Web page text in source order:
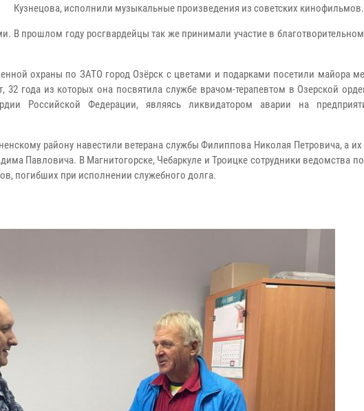
Кузнецова, исполнили музыкальные произведения из советских кинофильмов.
В прошлом году росгвардейцы так же принимали участие в благотворительном
охраны по ЗАТО город Озёрск с цветами и подарками посетили майора
года из которых она посвятила службе врачом-терапевтом в Озерской
Российской Федерации, являясь ликвидатором аварии на
району навестили ветерана службы Филиппова Николая Петровича, а их
Павловича. В Магнитогорске, Чебаркуле и Троицке сотрудники ведомства
погибших при исполнении служебного долга.